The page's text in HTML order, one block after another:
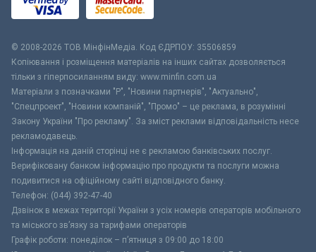
© 2008-2026 ТОВ МiнфiнМедiа. Код ЄДРПОУ: 35506859
Копіювання і розміщення матеріалів на інших сайтах дозволяється
тільки з гіперпосиланням виду: www.minfin.com.ua
Матеріали з позначками "Р", "Новини партнерів", "Актуально",
"Спецпроект", "Новини компаній", "Промо" – це реклама, в розумінні
Закону України "Про рекламу". За зміст реклами відповідальність несе
рекламодавець.
Інформація на даній сторінці не є рекламою банківських послуг.
Верифіковану банком інформацію про продукти та послуги можна
подивитися на офіційному сайті відповідного банку.
Телефон: (044) 392-47-40
Дзвінок в межах території України з усіх номерів операторів мобільного
та міського зв’язку за тарифами операторів
Графік роботи: понеділок – п’ятниця з 09:00 до 18:00